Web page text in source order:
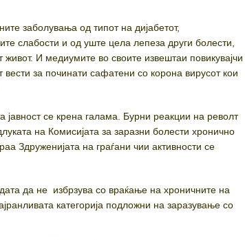
заболувања од типот на дијабетот,
слабости и од уште цела лепеза други болести,
И медиумите во своите извештаи повикувајчи
за починати сафатени со корона вирусот кои
се крена галама. Бурни реакции на револт
на Комисијата за заразни болести хронично
Здруженијата на граѓани чии активности се
да не избрзува со враќање на хроничните на
категорија подложни на заразување со